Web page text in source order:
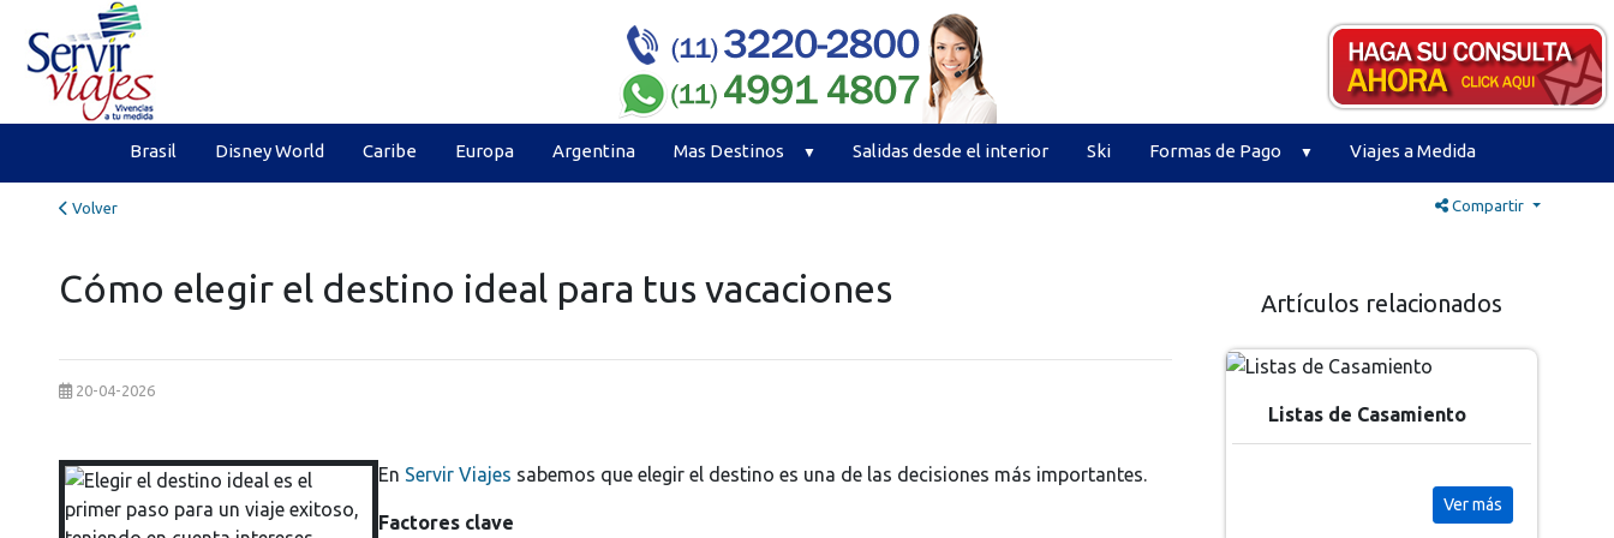
Brasil Disney World Caribe Europa Argentina Mas Destinos Salidas desde el interior Ski Formas de Pago Viajes a Medida
Volver Compartir
Cómo elegir el destino ideal para tus vacaciones
20-04-2026
En Servir Viajes sabemos que elegir el destino es una de las decisiones más importantes.
Factores clave
Artículos relacionados
Listas de Casamiento
Ver más